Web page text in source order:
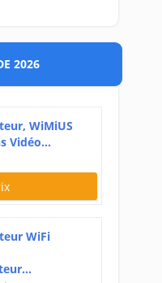
2026
WiMiUS
Vidéo...
WiFi